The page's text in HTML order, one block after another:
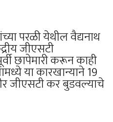
परळी येथील वैद्यनाथ
जीएसटी
छापेमारी करून काही
या कारखान्याने 19
जीएसटी कर बुडवल्याचे